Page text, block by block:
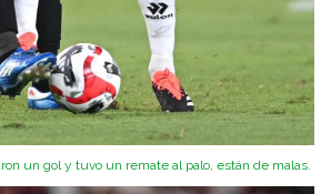
un gol y tuvo un remate al palo, están de malas.